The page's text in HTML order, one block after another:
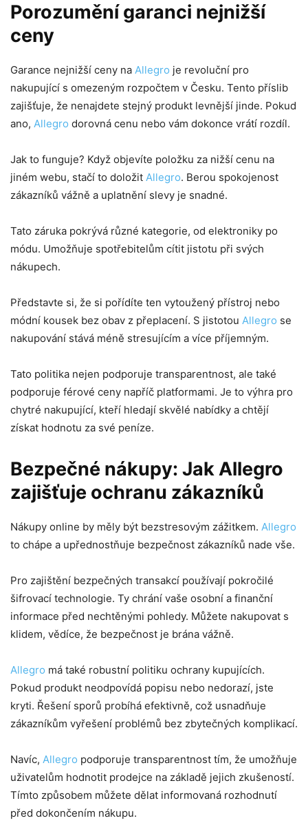
Porozumění garanci nejnižší
ceny
Garance nejnižší ceny na Allegro je revoluční pro
nakupující s omezeným rozpočtem v Česku. Tento příslib
zajišťuje, že nenajdete stejný produkt levnější jinde. Pokud
ano, Allegro dorovná cenu nebo vám dokonce vrátí rozdíl.
Jak to funguje? Když objevíte položku za nižší cenu na
jiném webu, stačí to doložit Allegro. Berou spokojenost
zákazníků vážně a uplatnění slevy je snadné.
Tato záruka pokrývá různé kategorie, od elektroniky po
módu. Umožňuje spotřebitelům cítit jistotu při svých
nákupech.
Představte si, že si pořídíte ten vytoužený přístroj nebo
módní kousek bez obav z přeplacení. S jistotou Allegro se
nakupování stává méně stresujícím a více příjemným.
Tato politika nejen podporuje transparentnost, ale také
podporuje férové ceny napříč platformami. Je to výhra pro
chytré nakupující, kteří hledají skvělé nabídky a chtějí
získat hodnotu za své peníze.
Bezpečné nákupy: Jak Allegro
zajišťuje ochranu zákazníků
Nákupy online by měly být bezstresovým zážitkem. Allegro
to chápe a upřednostňuje bezpečnost zákazníků nade vše.
Pro zajištění bezpečných transakcí používají pokročilé
šifrovací technologie. Ty chrání vaše osobní a finanční
informace před nechtěnými pohledy. Můžete nakupovat s
klidem, vědíce, že bezpečnost je brána vážně.
Allegro má také robustní politiku ochrany kupujících.
Pokud produkt neodpovídá popisu nebo nedorazí, jste
kryti. Řešení sporů probíhá efektivně, což usnadňuje
zákazníkům vyřešení problémů bez zbytečných komplikací.
Navíc, Allegro podporuje transparentnost tím, že umožňuje
uživatelům hodnotit prodejce na základě jejich zkušeností.
Tímto způsobem můžete dělat informovaná rozhodnutí
před dokončením nákupu.